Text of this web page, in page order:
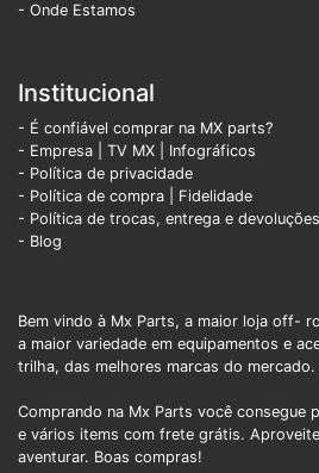
- Onde Estamos
Institucional
- É confiável comprar na MX parts?
- Empresa
TV MX
Infográficos
- Política de privacidade
- Política de compra | Fidelidade
- Política de trocas, entrega e devoluções
- Blog
Bem vindo à Mx Parts, a maior loja off-
a maior variedade em equipamentos e
trilha, das melhores marcas do mercado.
Comprando na Mx Parts você consegue
e vários items com frete grátis.
aventurar. Boas compras!